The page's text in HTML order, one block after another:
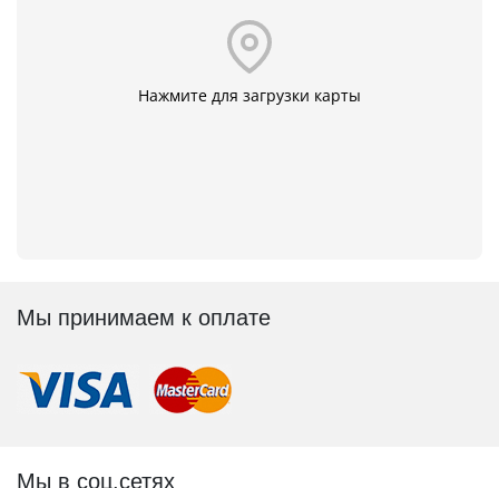
Нажмите для загрузки карты
Мы принимаем к оплате
Мы в соц.сетях